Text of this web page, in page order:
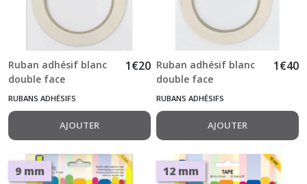
Ruban adhésif blanc
double face
transparent 3 mm x
1€20
RUBANS ADHÉSIFS
AJOUTER
Ruban adhésif blanc
double face
transparent 6 mm x
1€40
RUBANS ADHÉSIFS
AJOUTER
9 mm 12 mm